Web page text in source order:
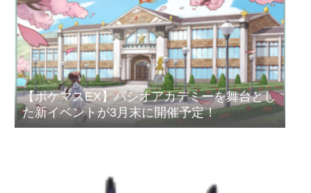
【ポケマスEX】パシオアカデミーを舞台とし
た新イベントが3月末に開催予定！